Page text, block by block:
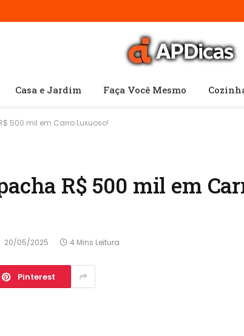
Casa e Jardim Faça Você Mesmo
500 mil em Carro Luxuoso!
R$ 500 mil em
20/05/2025 4 Mins Leitura
Pinterest